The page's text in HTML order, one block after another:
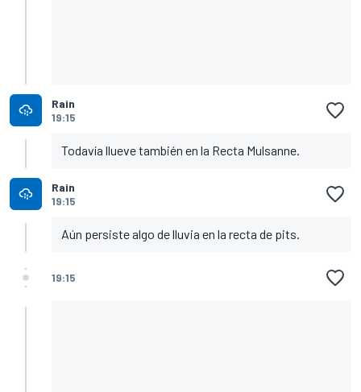
Rain
19:15
Todavía llueve también en la Recta Mulsanne.
Rain
19:15
Aún persiste algo de lluvia en la recta de pits.
19:15